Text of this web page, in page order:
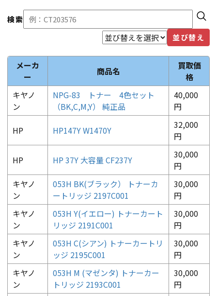
検索
並び替え
メーカ
ー
商品名
買取価
格
キヤノ
ン
NPG-83 トナー 4色セット
（BK,C,M,Y） 純正品
40,000
円
HP HP147Y W1470Y
32,000
円
HP HP 37Y 大容量 CF237Y
30,000
円
キヤノ
ン
053H BK(ブラック） トナーカ
ートリッジ 2197C001
30,000
円
キヤノ
ン
053H Y(イエロー) トナーカート
リッジ 2191C001
30,000
円
キヤノ
ン
053H C(シアン) トナーカートリ
ッジ 2195C001
30,000
円
キヤノ
ン
053H M (マゼンタ) トナーカー
トリッジ 2193C001
30,000
円